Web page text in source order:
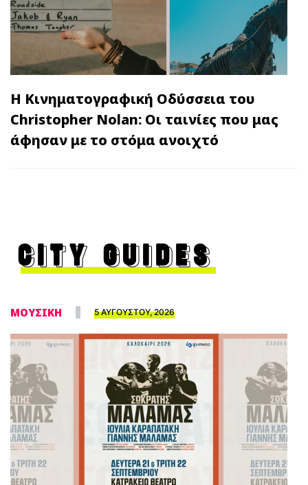
Η Κινηματογραφική Οδύσσεια του
Christopher Nolan: Οι ταινίες που μας
άφησαν με το στόμα ανοιχτό
CITY GUIDES
ΜΟΥΣΙΚΗ 5 ΑΥΓΟΥΣΤΟΥ, 2026